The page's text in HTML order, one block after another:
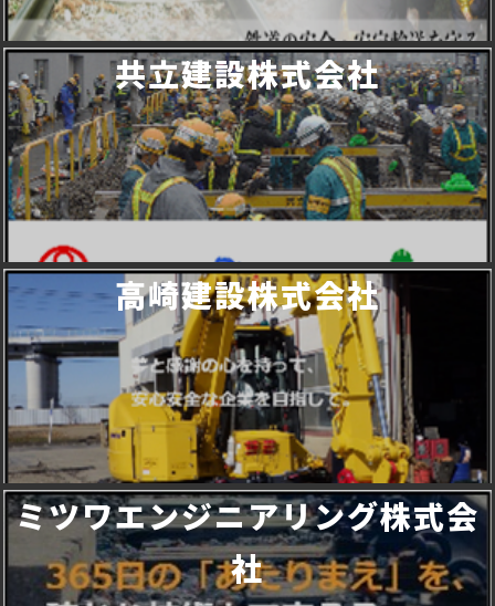
共立建設株式会社
高崎建設株式会社
ミツワエンジニアリング株式会
社